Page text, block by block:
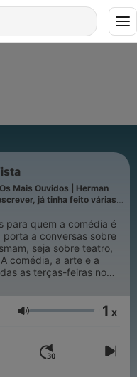
Mais Ouvidos | Herman
já tinha feito várias
para quem a comédia é
a conversas sobre
seja sobre teatro,
comédia, a arte e a
as terças-feiras no
Volum 1 x